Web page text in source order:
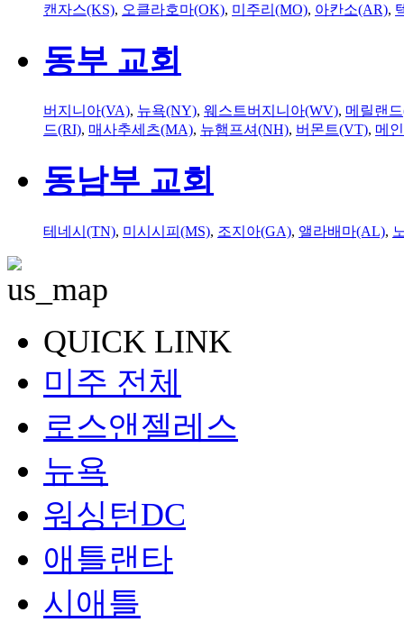
캔자스(KS), 오클라호마(OK), 미주리(MO), 아칸소(AR),
동부 교회
버지니아(VA), 뉴욕(NY), 웨스트버지니아(WV), 메릴랜
드(RI), 매사추세츠(MA), 뉴햄프셔(NH), 버몬트(VT), 메
동남부 교회
테네시(TN), 미시시피(MS), 조지아(GA), 앨라배마(AL),
QUICK LINK
미주 전체
로스앤젤레스
뉴욕
워싱턴DC
애틀랜타
시애틀